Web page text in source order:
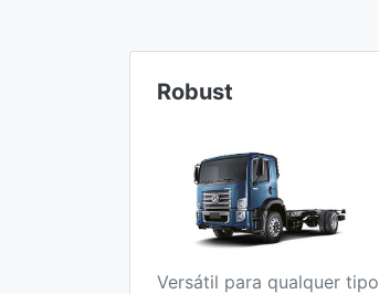
Robust
Versátil para qualquer tipo